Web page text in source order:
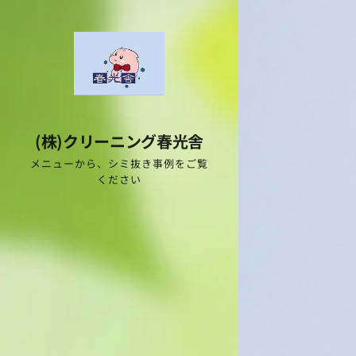
(株)クリーニング春光舎
メニューから、シミ抜き事例をご覧
ください